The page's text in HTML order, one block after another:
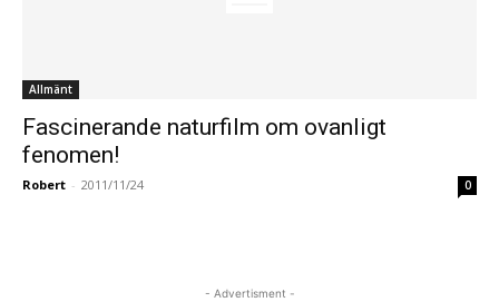
Allmänt
Fascinerande naturfilm om ovanligt
fenomen!
Robert - 2011/11/24 0
- Advertisment -